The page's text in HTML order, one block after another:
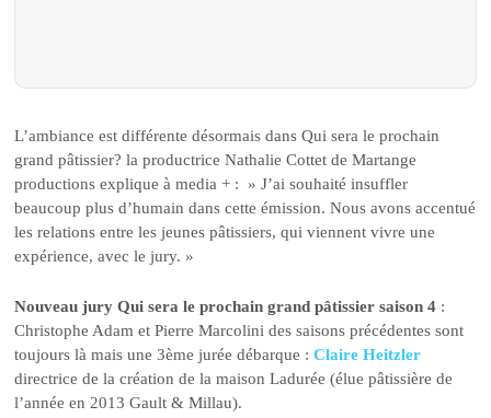
L’ambiance est différente désormais dans Qui sera le prochain
grand pâtissier? la productrice Nathalie Cottet de Martange
productions explique à media + : » J’ai souhaité insuffler
beaucoup plus d’humain dans cette émission. Nous avons accentué
les relations entre les jeunes pâtissiers, qui viennent vivre une
expérience, avec le jury. »
Nouveau jury Qui sera le prochain grand pâtissier saison 4 :
Christophe Adam et Pierre Marcolini des saisons précédentes sont
toujours là mais une 3ème jurée débarque :Claire Heitzler
directrice de la création de la maison Ladurée (élue pâtissière de
l’année en 2013 Gault & Millau).